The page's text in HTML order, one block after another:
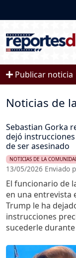
Publicar noticia
Noticias de
Sebastian Gorka
dejó
de ser asesinado
NOTICIAS DE LA
13/05/2026 Enviado
El funcionario de
en una entrevista
Trump le ha
instrucciones
sucederle
Imagen